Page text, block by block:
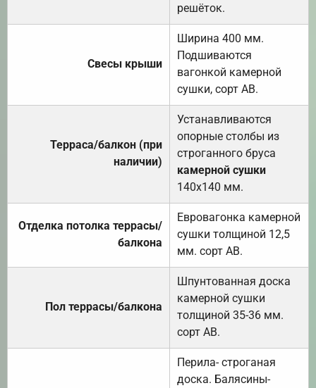
решёток.
Свесы крыши
Ширина 400 мм.
Подшиваются
вагонкой камерной
сушки, сорт АВ.
Терраса/балкон (при
наличии)
Устанавливаются
опорные столбы из
строганного бруса
камерной сушки
140х140 мм.
Отделка потолка террасы/
балкона
Евровагонка камерной
сушки толщиной 12,5
мм. сорт АВ.
Пол террасы/балкона
Шпунтованная доска
камерной сушки
толщиной 35-36 мм.
сорт АВ.
Перила- строганая
доска. Балясины-